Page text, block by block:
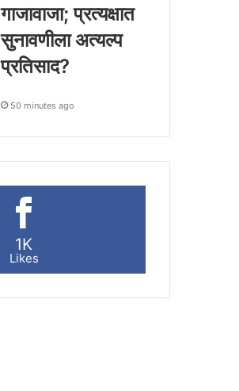
गाजावाजा; प्रत्यक्षात
सुनावणीला अत्यल्प
प्रतिसाद?
50 minutes ago
1K
Likes